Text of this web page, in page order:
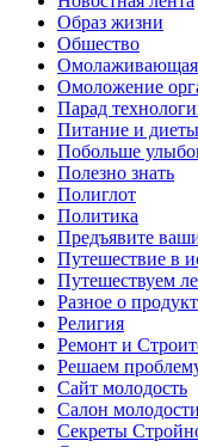
Образ жизни
Обшество
Омолаживающая
Омоложение
Парад
Питание и диеты
Побольше
Полезно знать
Полиглот
Политика
Предъявите
Путешествие в
Путешествуем
Разное о
Религия
Ремонт и
Решаем
Сайт молодость
Салон молодости
Секреты